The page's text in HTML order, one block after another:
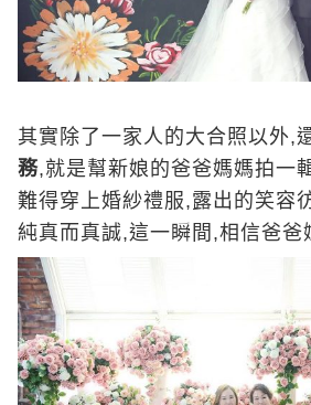
其實除了一家人的大合照以外,
務,就是幫新娘的爸爸媽媽拍一
難得穿上婚紗禮服,露出的笑容
純真而真誠,這一瞬間,相信爸爸